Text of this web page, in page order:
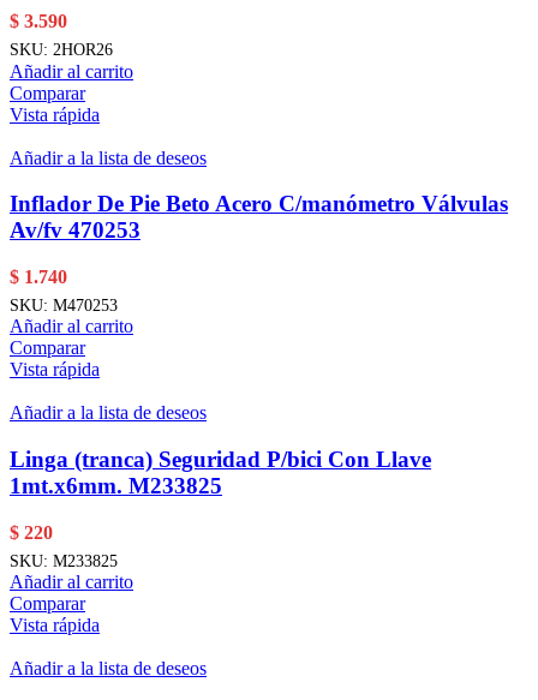
$ 3.590
SKU: 2HOR26
Añadir al carrito
Comparar
Vista rápida
Añadir a la lista de deseos
Inflador De Pie Beto Acero C/manómetro Válvulas
Av/fv 470253
$ 1.740
SKU: M470253
Añadir al carrito
Comparar
Vista rápida
Añadir a la lista de deseos
Linga (tranca) Seguridad P/bici Con Llave
1mt.x6mm. M233825
$ 220
SKU: M233825
Añadir al carrito
Comparar
Vista rápida
Añadir a la lista de deseos